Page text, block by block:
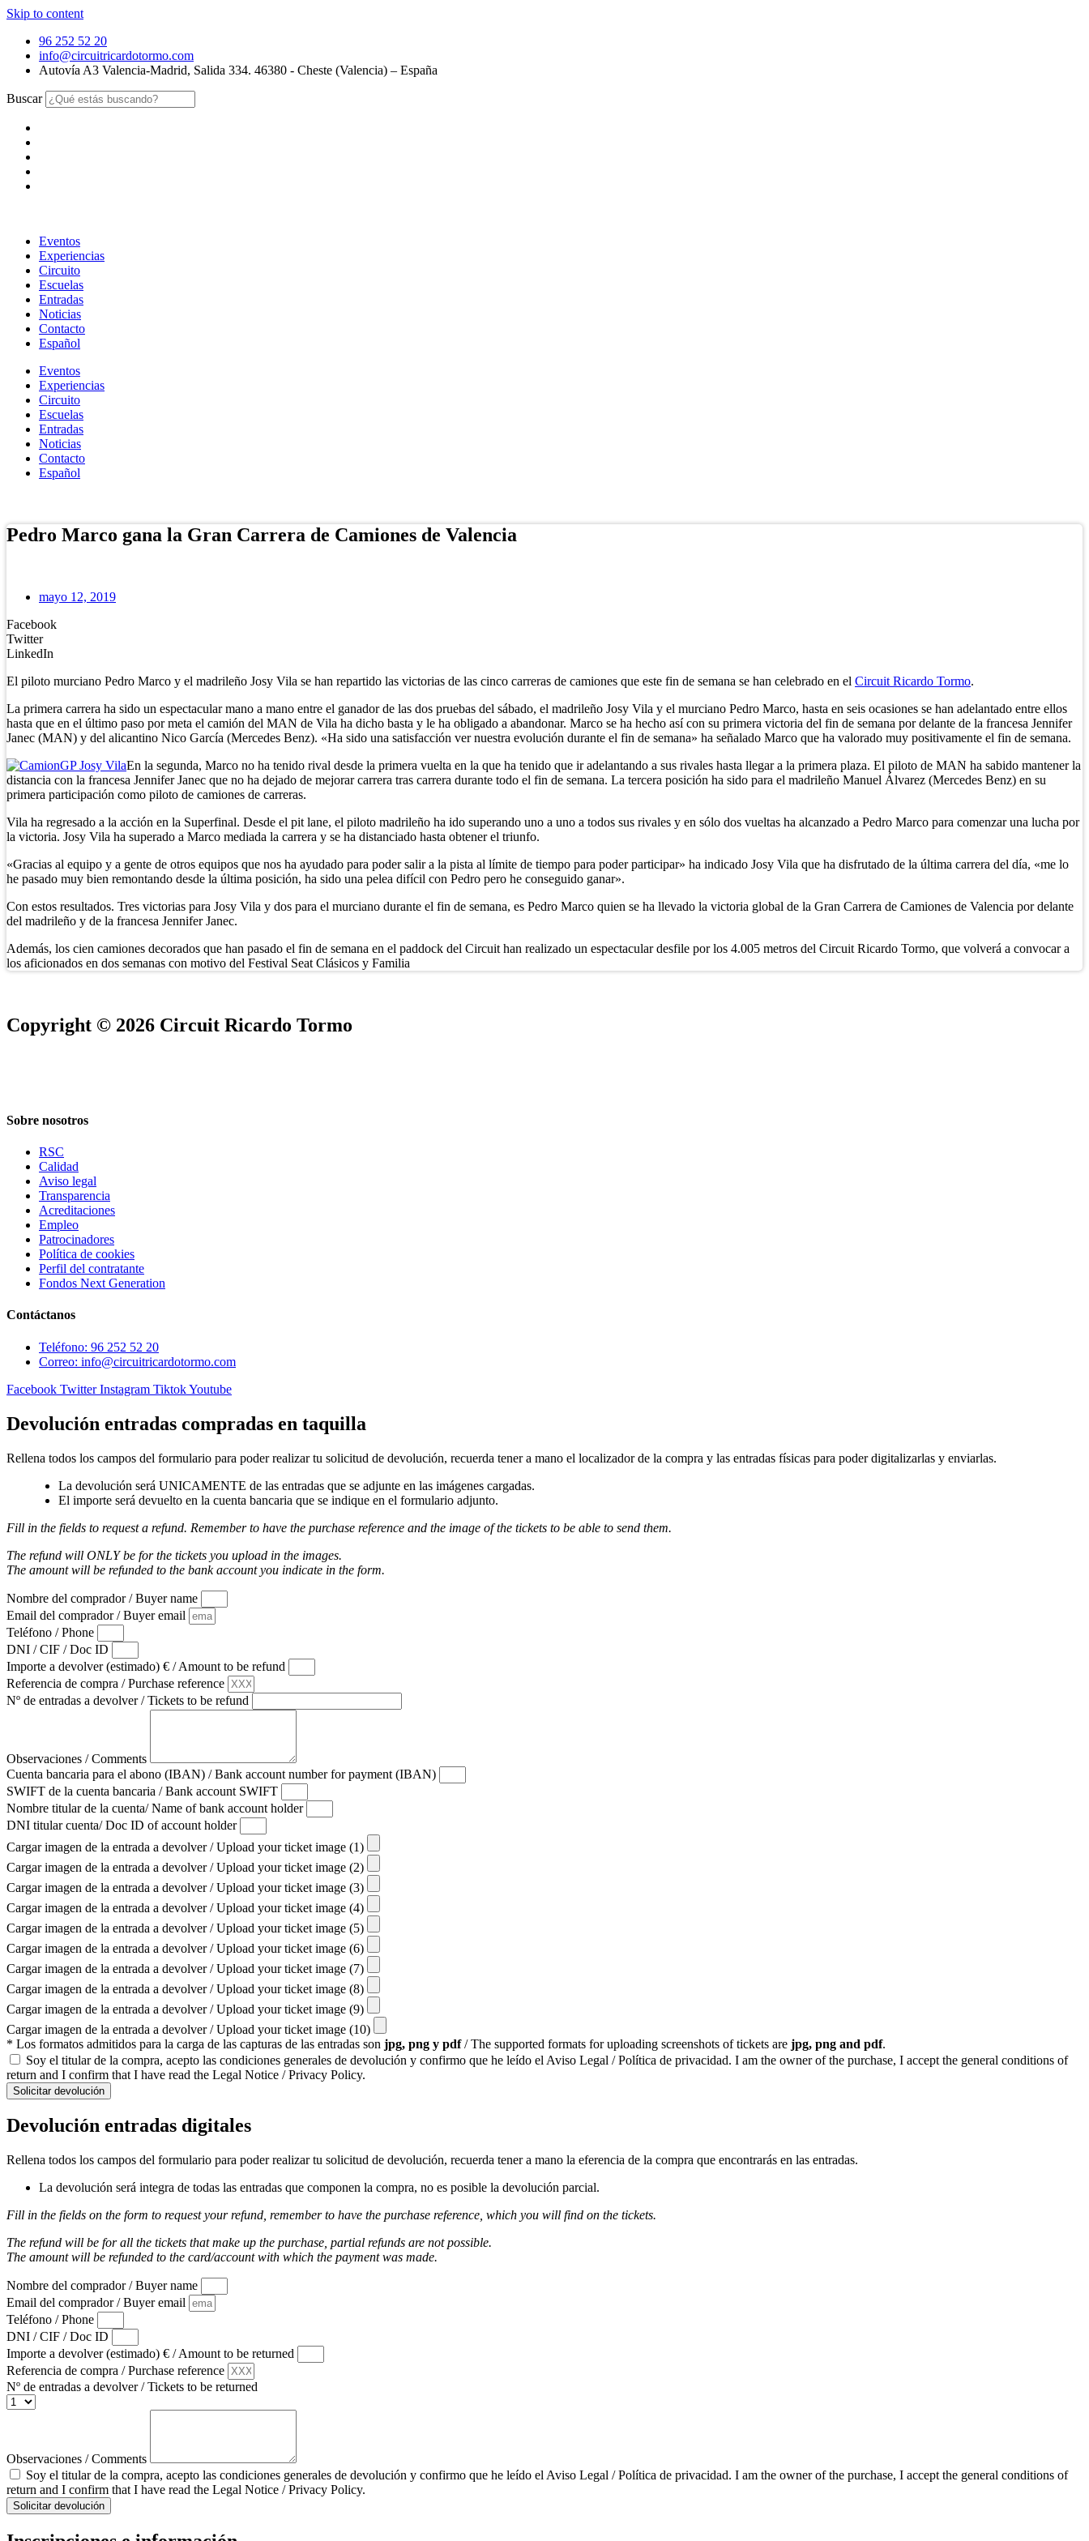
Skip to content
96 252 52 20
info@circuitricardotormo.com
Autovía A3 Valencia-Madrid, Salida 334. 46380 - Cheste (Valencia) – España
Buscar
Eventos
Experiencias
Circuito
Escuelas
Entradas
Noticias
Contacto
Español
Eventos
Experiencias
Circuito
Escuelas
Entradas
Noticias
Contacto
Español
Pedro Marco gana la Gran Carrera de Camiones de Valencia
mayo 12, 2019
Facebook
Twitter
LinkedIn
El piloto murciano Pedro Marco y el madrileño Josy Vila se han repartido las victorias de las cinco carreras de camiones que este fin de semana se han celebrado en el Circuit Ricardo Tormo.
La primera carrera ha sido un espectacular mano a mano entre el ganador de las dos pruebas del sábado, el madrileño Josy Vila y el murciano Pedro Marco, hasta en seis ocasiones se han adelantado entre ellos
hasta que en el último paso por meta el camión del MAN de Vila ha dicho basta y le ha obligado a abandonar. Marco se ha hecho así con su primera victoria del fin de semana por delante de la francesa Jennifer
Janec (MAN) y del alicantino Nico García (Mercedes Benz). «Ha sido una satisfacción ver nuestra evolución durante el fin de semana» ha señalado Marco que ha valorado muy positivamente el fin de semana.
En la segunda, Marco no ha tenido rival desde la primera vuelta en la que ha tenido que ir adelantando a sus rivales hasta llegar a la primera plaza. El piloto de MAN ha sabido mantener la
distancia con la francesa Jennifer Janec que no ha dejado de mejorar carrera tras carrera durante todo el fin de semana. La tercera posición ha sido para el madrileño Manuel Álvarez (Mercedes Benz) en su
primera participación como piloto de camiones de carreras.
Vila ha regresado a la acción en la Superfinal. Desde el pit lane, el piloto madrileño ha ido superando uno a uno a todos sus rivales y en sólo dos vueltas ha alcanzado a Pedro Marco para comenzar una lucha por
la victoria. Josy Vila ha superado a Marco mediada la carrera y se ha distanciado hasta obtener el triunfo.
«Gracias al equipo y a gente de otros equipos que nos ha ayudado para poder salir a la pista al límite de tiempo para poder participar» ha indicado Josy Vila que ha disfrutado de la última carrera del día, «me lo
he pasado muy bien remontando desde la última posición, ha sido una pelea difícil con Pedro pero he conseguido ganar».
Con estos resultados. Tres victorias para Josy Vila y dos para el murciano durante el fin de semana, es Pedro Marco quien se ha llevado la victoria global de la Gran Carrera de Camiones de Valencia por delante
del madrileño y de la francesa Jennifer Janec.
Además, los cien camiones decorados que han pasado el fin de semana en el paddock del Circuit han realizado un espectacular desfile por los 4.005 metros del Circuit Ricardo Tormo, que volverá a convocar a
los aficionados en dos semanas con motivo del Festival Seat Clásicos y Familia
Copyright © 2026 Circuit Ricardo Tormo
Sobre nosotros
RSC
Calidad
Aviso legal
Transparencia
Acreditaciones
Empleo
Patrocinadores
Política de cookies
Perfil del contratante
Fondos Next Generation
Contáctanos
Teléfono: 96 252 52 20
Correo: info@circuitricardotormo.com
Facebook Twitter Instagram TiktokYoutube
Devolución entradas compradas en taquilla
Rellena todos los campos del formulario para poder realizar tu solicitud de devolución, recuerda tener a mano el localizador de la compra y las entradas físicas para poder digitalizarlas y enviarlas.
La devolución será UNICAMENTE de las entradas que se adjunte en las imágenes cargadas.
El importe será devuelto en la cuenta bancaria que se indique en el formulario adjunto.
Fill in the fields to request a refund. Remember to have the purchase reference and the image of the tickets to be able to send them.
The refund will ONLY be for the tickets you upload in the images.
The amount will be refunded to the bank account you indicate in the form.
Nombre del comprador / Buyer name
Email del comprador / Buyer email
Teléfono / Phone
DNI / CIF / Doc ID
Importe a devolver (estimado) € / Amount to be refund
Referencia de compra / Purchase reference
Nº de entradas a devolver / Tickets to be refund
Observaciones / Comments
Cuenta bancaria para el abono (IBAN) / Bank account number for payment (IBAN)
SWIFT de la cuenta bancaria / Bank account SWIFT
Nombre titular de la cuenta/ Name of bank account holder
DNI titular cuenta/ Doc ID of account holder
Cargar imagen de la entrada a devolver / Upload your ticket image (1)
Cargar imagen de la entrada a devolver / Upload your ticket image (2)
Cargar imagen de la entrada a devolver / Upload your ticket image (3)
Cargar imagen de la entrada a devolver / Upload your ticket image (4)
Cargar imagen de la entrada a devolver / Upload your ticket image (5)
Cargar imagen de la entrada a devolver / Upload your ticket image (6)
Cargar imagen de la entrada a devolver / Upload your ticket image (7)
Cargar imagen de la entrada a devolver / Upload your ticket image (8)
Cargar imagen de la entrada a devolver / Upload your ticket image (9)
Cargar imagen de la entrada a devolver / Upload your ticket image (10)
* Los formatos admitidos para la carga de las capturas de las entradas son jpg, png y pdf/ The supported formats for uploading screenshots of tickets are jpg, png and pdf.
Soy el titular de la compra, acepto las condiciones generales de devolución y confirmo que he leído el Aviso Legal / Política de privacidad. I am the owner of the purchase, I accept the general conditions of
return and I confirm that I have read the Legal Notice / Privacy Policy.
Solicitar devolución
Devolución entradas digitales
Rellena todos los campos del formulario para poder realizar tu solicitud de devolución, recuerda tener a mano la eferencia de la compra que encontrarás en las entradas.
La devolución será integra de todas las entradas que componen la compra, no es posible la devolución parcial.
Fill in the fields on the form to request your refund, remember to have the purchase reference, which you will find on the tickets.
The refund will be for all the tickets that make up the purchase, partial refunds are not possible.
The amount will be refunded to the card/account with which the payment was made.
Nombre del comprador / Buyer name
Email del comprador / Buyer email
Teléfono / Phone
DNI / CIF / Doc ID
Importe a devolver (estimado) € / Amount to be returned
Referencia de compra / Purchase reference
Nº de entradas a devolver / Tickets to be returned
Observaciones / Comments
Soy el titular de la compra, acepto las condiciones generales de devolución y confirmo que he leído el Aviso Legal / Política de privacidad. I am the owner of the purchase, I accept the general conditions of
return and I confirm that I have read the Legal Notice / Privacy Policy.
Solicitar devolución